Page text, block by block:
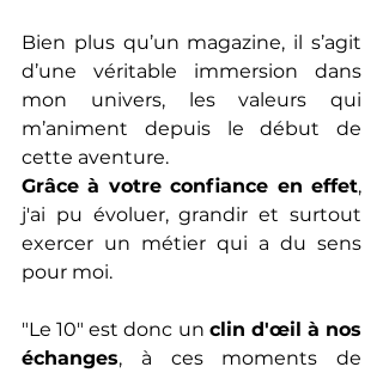
Bien plus qu’un magazine, il s’agit
d’une véritable immersion dans
mon univers, les valeurs qui
m’animent depuis le début de
cette aventure.
Grâce à votre confiance en effet,
j'ai pu évoluer, grandir et surtout
exercer un métier qui a du sens
pour moi.
"Le 10" est donc un clin d'œil à nos
échanges, à ces moments de